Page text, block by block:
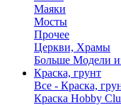
Маяки
Мосты
Прочее
Церкви, Храмы
Больше Модели
Краска, грунт
Все - Краска,
Краска Hobby